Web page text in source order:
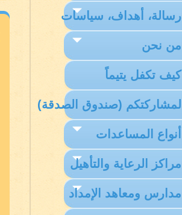
رسالة، أهداف، سياسات
من نحن
كيف تكفل يتيماً
لمشاركتكم (صندوق الصدقة)
أنواع المساعدات
مراكز الرعاية والتأهيل
مدارس ومعاهد الإمداد